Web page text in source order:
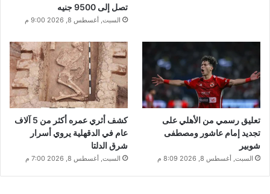
تصل إلى 9500 جنيه
السبت, أغسطس 8, 2026 9:00 م
تعليق رسمي من الأهلي على
تجديد إمام عاشور ومصطفى
شوبير
السبت, أغسطس 8, 2026 8:09 م
كشف أثري عمره أكثر من 5 آلاف
عام في الدقهلية يروي أسرار
شرق الدلتا
السبت, أغسطس 8, 2026 7:00 م